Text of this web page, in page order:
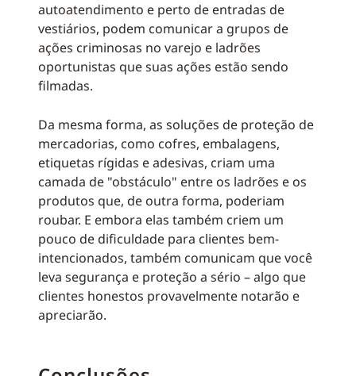
autoatendimento e perto de entradas de
vestiários, podem comunicar a grupos de
ações criminosas no varejo e ladrões
oportunistas que suas ações estão sendo
filmadas.
Da mesma forma, as soluções de proteção de
mercadorias, como cofres, embalagens,
etiquetas rígidas e adesivas, criam uma
camada de "obstáculo" entre os ladrões e os
produtos que, de outra forma, poderiam
roubar. E embora elas também criem um
pouco de dificuldade para clientes bem-
intencionados, também comunicam que você
leva segurança e proteção a sério – algo que
clientes honestos provavelmente notarão e
apreciarão.